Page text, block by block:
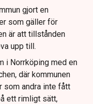
för
gjort en
som gäller för
är att tillstånden
upp till.
i Norrköping med en
där kommunen
som andra inte fått
ett rimligt sätt,